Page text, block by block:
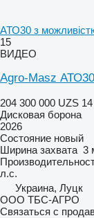
АТО30 з
15
ВИДЕО
Agro-Masz АТО30
204 300 000 UZS
Дисковая борона
2026
Состояние новый
Ширина захвата 3
л.с.
Украина, Луцк
ООО ТБС-АГРО
Связаться с